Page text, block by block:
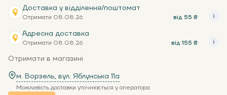
Доставка у відділення/поштомат
Отримати 08.08.26 від 55 ₴
Адресна доставка
Отримати 08.08.26 від 155 ₴
Отримати в магазині
м. Ворзель, вул. Яблунська 11a
Можливість доставки уточнюється у оператора